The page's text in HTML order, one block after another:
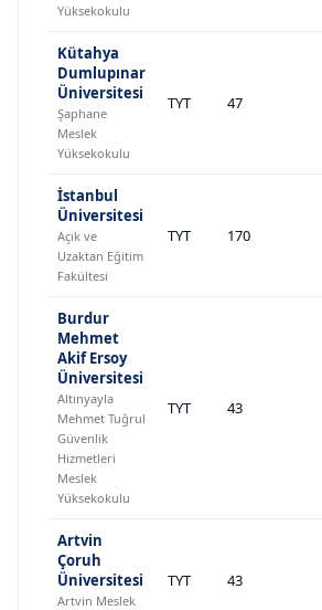
Yüksekokulu
Kütahya
Dumlupınar
Üniversitesi
Şaphane
Meslek
Yüksekokulu
TYT 47
İstanbul
Üniversitesi
Açık ve
Uzaktan Eğitim
Fakültesi
TYT 170
Burdur
Mehmet
Akif Ersoy
Üniversitesi
Altınyayla
Mehmet Tuğrul
Güvenlik
Hizmetleri
Meslek
Yüksekokulu
TYT 43
Artvin
Çoruh
Üniversitesi
Artvin Meslek
TYT 43